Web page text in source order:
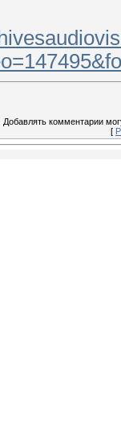
Добавлять комментарии
[